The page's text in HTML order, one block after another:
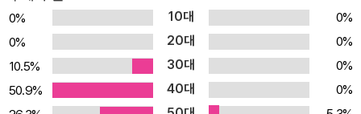
리 노력해도 무한대가 무엇인지 알 수가 없었어요. 함께 바닷가에 놀
러 나간 클라우에게 아빠와 엄마는 끈질기게 무한대가 무엇인지 설명
해 줍니다. “잠에서 깨어났을 때 네가 느끼는 기쁨, 그 기쁨이 바로 무
한대야.” “네가 할머니 댁을 찾아가 문을 열었을 때, 할머니 얼굴에 그
0% 10대
0%
0%
20대
0%
10.5%
30대
0%
50.9%
40대
0%